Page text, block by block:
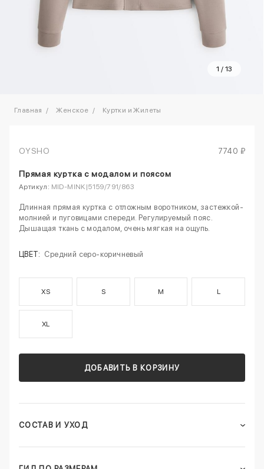
1 / 13
Главная Женское Куртки и Жилеты
OYSHO 7740 ₽
Прямая куртка с модалом и поясом
Артикул: MID-MINK|5159/791/863
Длинная прямая куртка с отложным воротником, застежкой-
молнией и пуговицами спереди. Регулируемый пояс.
Дышащая ткань с модалом, очень мягкая на ощупь.
ЦВЕТ: Средний серо-коричневый
XS S M L
XL
ДОБАВИТЬ В КОРЗИНУ
СОСТАВ И УХОД